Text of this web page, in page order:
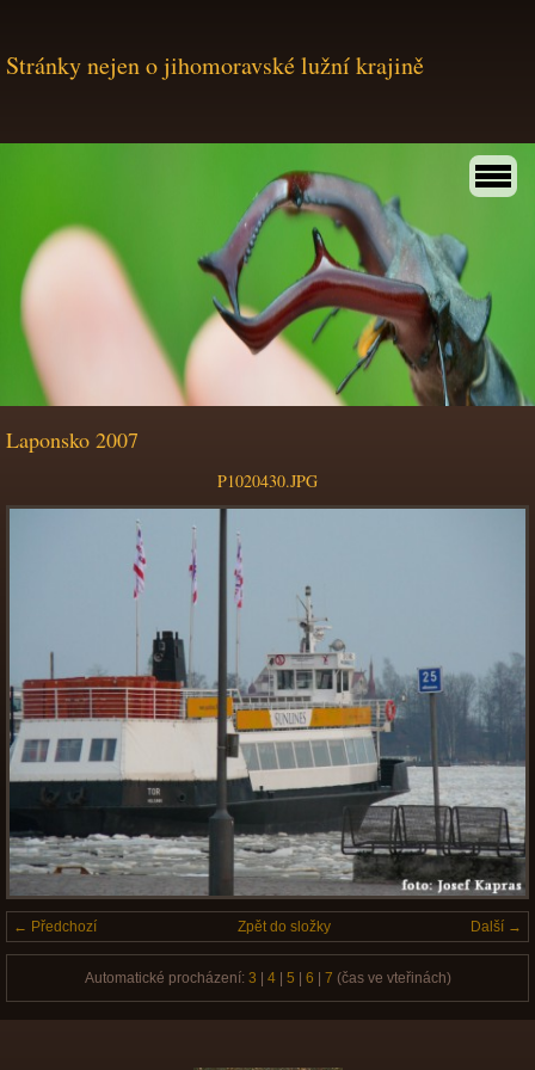
Stránky nejen o jihomoravské lužní krajině
Laponsko 2007
P1020430.JPG
← Předchozí Další →
Zpět do složky
Automatické procházení: 3 4| 5 6 7 (čas ve vteřinách)